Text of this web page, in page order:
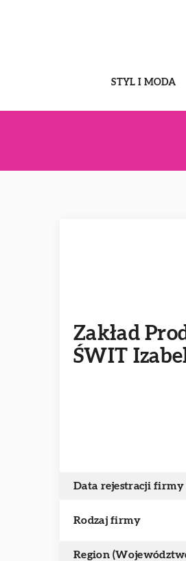
STYL I MODA
Zakład
ŚWIT
Data rejestracji firmy
Rodzaj firmy
Region